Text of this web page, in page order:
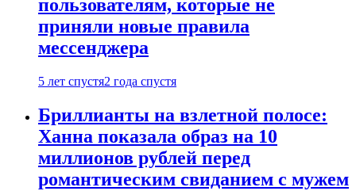
пользователям, которые не
приняли новые правила
мессенджера
5 лет спустя2 года спустя
Бриллианты на взлетной полосе:
Ханна показала образ на 10
миллионов рублей перед
романтическим свиданием с мужем